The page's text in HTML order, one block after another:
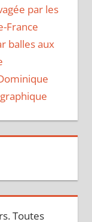
par les
France
balles aux
Toutes